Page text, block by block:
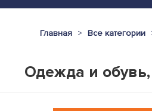
Главная Все категории
Одежда и